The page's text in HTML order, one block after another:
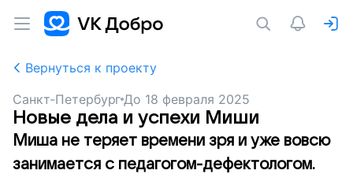
Вернуться к проекту
Санкт-Петербург До 18 февраля 2025
Новые дела и успехи Миши
Миша не теряет времени зря и уже вовсю
занимается с педагогом-дефектологом.